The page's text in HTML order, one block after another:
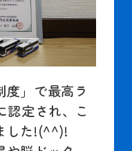
度」で最高ラ
認定され、こ
した!(^^)!